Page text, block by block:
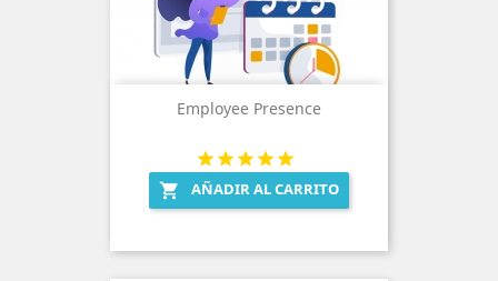
Employee Presence
 AÑADIR AL CARRITO